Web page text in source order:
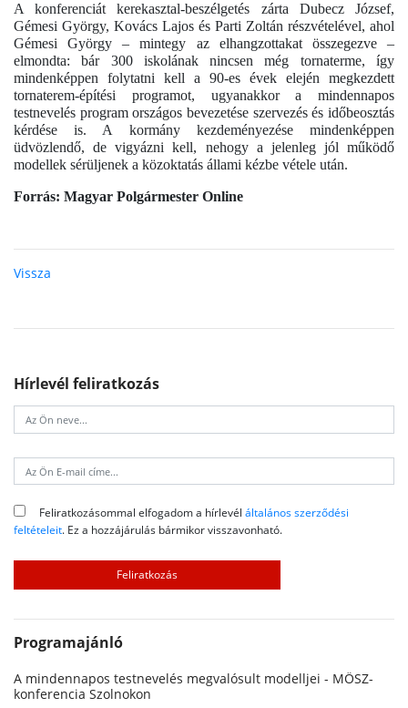
A konferenciát kerekasztal-beszélgetés zárta Dubecz József,
Gémesi György, Kovács Lajos és Parti Zoltán részvételével, ahol
Gémesi György – mintegy az elhangzottakat összegezve –
elmondta: bár 300 iskolának nincsen még tornaterme, így
mindenképpen folytatni kell a 90-es évek elején megkezdett
tornaterem-építési programot, ugyanakkor a mindennapos
testnevelés program országos bevezetése szervezés és időbeosztás
kérdése is. A kormány kezdeményezése mindenképpen
üdvözlendő, de vigyázni kell, nehogy a jelenleg jól működő
modellek sérüljenek a közoktatás állami kézbe vétele után.
Forrás: Magyar Polgármester Online
Vissza
Hírlevél feliratkozás
Feliratkozásommal elfogadom a hírlevél általános szerződési
feltételeit. Ez a hozzájárulás bármikor visszavonható.
Programajánló
A mindennapos testnevelés megvalósult modelljei - MÖSZ-
konferencia Szolnokon